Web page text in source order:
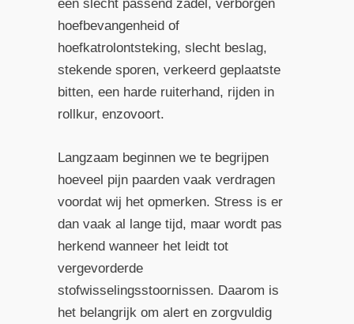
een slecht passend zadel, verborgen
hoefbevangenheid of
hoefkatrolontsteking, slecht beslag,
stekende sporen, verkeerd geplaatste
bitten, een harde ruiterhand, rijden in
rollkur, enzovoort.
Langzaam beginnen we te begrijpen
hoeveel pijn paarden vaak verdragen
voordat wij het opmerken. Stress is er
dan vaak al lange tijd, maar wordt pas
herkend wanneer het leidt tot
vergevorderde
stofwisselingsstoornissen. Daarom is
het belangrijk om alert en zorgvuldig